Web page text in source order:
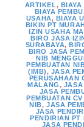
ARTIKEL, BIAYA
BIAYA
USAHA, BIAYA
BIKIN PT
IZIN USAHA
BIRO JASA
SURABAYA,
BIRO JASA
NIB
PEMBUATAN
(IMB), JASA
PERUSAHAAN
MALANG, JASA
JASA
PEMBUATAN
NIB,JASA
JASA
PENDIRIAN PT
JASA